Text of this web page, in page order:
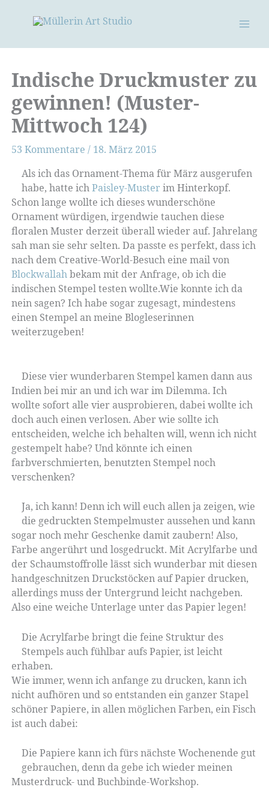
Indische Druckmuster zu
gewinnen! (Muster-
Mittwoch 124)
53 Kommentare / 18. März 2015
Als ich das Ornament-Thema für März ausgerufen
habe, hatte ichPaisley-Muster im Hinterkopf.
Schon lange wollte ich dieses wunderschöne
Ornament würdigen, irgendwie tauchen diese
floralen Muster derzeit überall wieder auf. Jahrelang
sah man sie sehr selten. Da passte es perfekt, dass ich
nach dem Creative-World-Besuch eine mail von
Blockwallahbekam mit der Anfrage, ob ich die
indischen Stempel testen wollte.Wie konnte ich da
nein sagen? Ich habe sogar zugesagt, mindestens
einen Stempel an meine Blogleserinnen
weiterzugeben!
Diese vier wunderbaren Stempel kamen dann aus
Indien bei mir an und ich war im Dilemma. Ich
wollte sofort alle vier ausprobieren, dabei wollte ich
doch auch einen verlosen. Aber wie sollte ich
entscheiden, welche ich behalten will, wenn ich nicht
gestempelt habe? Und könnte ich einen
farbverschmierten, benutzten Stempel noch
verschenken?
Ja, ich kann! Denn ich will euch allen ja zeigen, wie
die gedruckten Stempelmuster aussehen und kann
sogar noch mehr Geschenke damit zaubern! Also,
Farbe angerührt und losgedruckt. Mit Acrylfarbe und
der Schaumstoffrolle lässt sich wunderbar mit diesen
handgeschnitzen Druckstöcken auf Papier drucken,
allerdings muss der Untergrund leicht nachgeben.
Also eine weiche Unterlage unter das Papier legen!
Die Acrylfarbe bringt die feine Struktur des
Stempels auch fühlbar aufs Papier, ist leicht
erhaben.
Wie immer, wenn ich anfange zu drucken, kann ich
nicht aufhören und so entstanden ein ganzer Stapel
schöner Papiere, in allen möglichen Farben, ein Fisch
ist auch dabei:
Die Papiere kann ich fürs nächste Wochenende gut
gebrauchen, denn da gebe ich wieder meinen
Musterdruck- und Buchbinde-Workshop.